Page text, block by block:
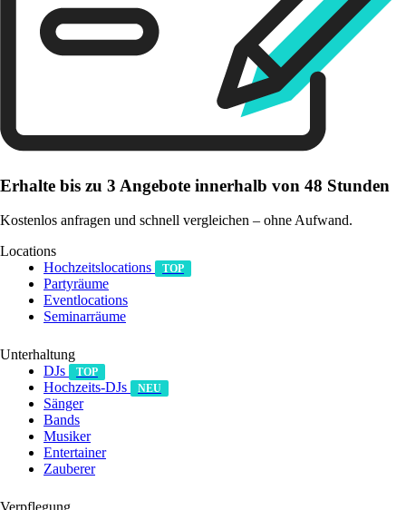
Erhalte bis zu 3 Angebote innerhalb von 48 Stunden
Kostenlos anfragen und schnell vergleichen – ohne Aufwand.
Locations
Hochzeitslocations
TOP
Partyräume
Eventlocations
Seminarräume
Unterhaltung
DJs
TOP
Hochzeits-DJs NEU
Sänger
Bands
Musiker
Entertainer
Zauberer
Verpflegung